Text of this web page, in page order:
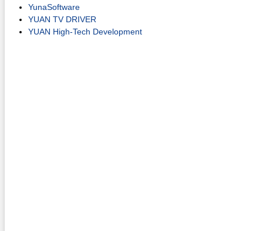
YunaSoftware
YUAN TV DRIVER
YUAN High-Tech Development